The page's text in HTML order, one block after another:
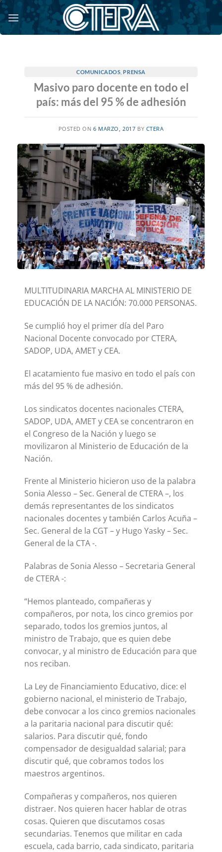
Saltar
al
contenido
COMUNICADOS ,PRENSA
Masivo paro docente en todo el
país: más del 95 % de adhesión
POSTED ON6 MARZO, 2017 BY CTERA
MULTITUDINARIA MARCHA AL MINISTERIO DE
EDUCACIÓN DE LA NACIÓN: 70.000 PERSONAS.
Se cumplió hoy el primer día del Paro
Nacional Docente convocado por CTERA,
SADOP, UDA, AMET y CEA.
El acatamiento fue masivo en todo el país con
más del 95 % de adhesión.
Los sindicatos docentes nacionales CTERA,
SADOP, UDA, AMET y CEA se concentraron en
el Congreso de la Nación y luego se
movilizaron al Ministerio de Educación de la
Nación.
Frente al Ministerio hicieron uso de la palabra
Sonia Alesso – Sec. General de CTERA –, los
demás representantes de los sindicatos
nacionales docentes y también Carlos Acuña –
Sec. General de la CGT – y Hugo Yasky – Sec.
General de la CTA -.
Palabras de Sonia Alesso – Secretaria General
de CTERA -:
“Hemos planteado, compañeras y
compañeros, por nota, los cinco gremios por
separado, todos los gremios juntos, al
ministro de Trabajo, que es quien debe
convocar, y al ministro de Educación para que
nos reciban.
La Ley de Financiamiento Educativo, dice: el
gobierno nacional, el ministerio de Trabajo,
debe convocar a los cinco gremios nacionales
a la paritaria nacional para discutir qué:
salarios. Para discutir qué, fondo
compensador de desigualdad salarial; para
discutir qué, que cobramos todos los
maestros argentinos.
Compañeras y compañeros, nos quieren
distraer. Nos quieren hacer hablar de otras
cosas. Quieren que discutamos cosas
secundarias. Tenemos que militar en cada
escuela, cada barrio, cada sindicato, paritaria